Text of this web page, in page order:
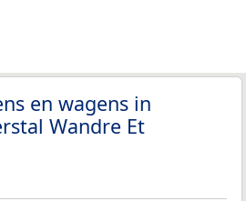
en wagens in
Wandre Et